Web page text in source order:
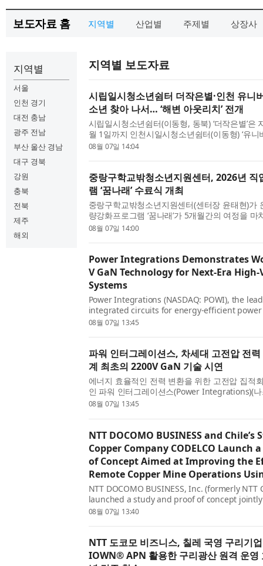
보도자료 홈 지역별 산업별 주제별 상장사
지역별
서울
인천 경기
대전 충남
광주 전남
부산 울산 경남
대구 경북
강원
충북
전북
제주
해외
지역별 보도자료
시립일시청소년쉼터 더작은별·인천 유니
소년 찾아 나서… ‘해변 아웃리치’ 전개
시립일시청소년쉼터(이동형, 동북) ‘더작은별’은
월 1일까지 인천시일시청소년쉼터(이동형) ‘유니
왕리해수욕장 일대에서 가출 예방과 청소년쉼터
08월 07일 14:04
중랑구학교밖청소년지원센터, 2026년 직
램 ‘꿈나래’ 수료식 개최
중랑구학교밖청소년지원센터(센터장 윤태현)가
량강화프로그램 ‘꿈나래’가 5개월간의 여정을
식을 가졌다. 참여 청소년 6명 전원이 전 과정을
08월 07일 14:00
Power Integrations Demonstrates
V GaN Technology for Next-Era
Systems
Power Integrations (NASDAQ: POWI), the
integrated circuits for energy-efficient
announced that PowiGaN™ gallium-nitride
08월 07일 13:45
파워 인터그레이션스, 차세대 고전압 전
계 최초의 2200V GaN 기술 시연
에너지 효율적인 전력 변환을 위한 고전압 집적
인 파워 인터그레이션스(Power Integrations)(
PowiGaN™ 질화갈륨(GaN) 기술의 정격 전압이
08월 07일 13:45
NTT DOCOMO BUSINESS and Chile’s
Copper Company CODELCO Launch
of Concept Aimed at Improving the
Remote Copper Mine Operations
NTT DOCOMO BUSINESS, Inc. (formerly
launched a study and proof of concept
Chile (CODELCO) to progress remote
08월 07일 13:40
NTT 도코모 비즈니스, 칠레 국영 구리기업
IOWN® APN 활용한 구리광산 원격 운영